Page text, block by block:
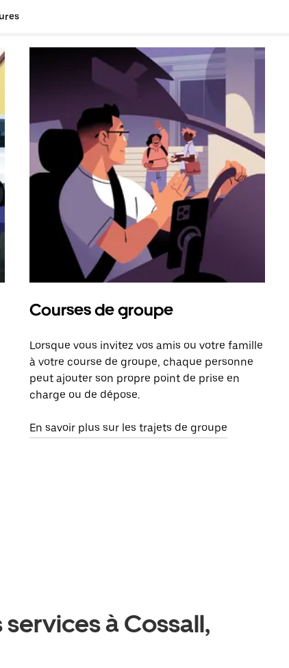
Courses de groupe
Lorsque vous invitez vos amis ou votre famille
à votre course de groupe, chaque personne
peut ajouter son propre point de prise en
charge ou de dépose.
En savoir plus sur les trajets de groupe
à Cossall,